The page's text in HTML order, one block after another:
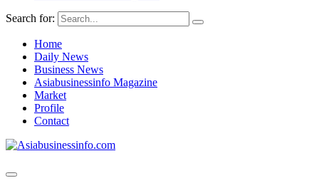
Search for:
Home
Daily News
Business News
Asiabusinessinfo Magazine
Market
Profile
Contact